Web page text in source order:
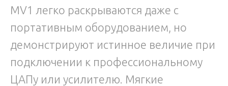
MV1 легко раскрываются даже с
портативным оборудованием, но
демонстрируют истинное величие при
подключении к профессиональному
ЦАПу или усилителю. Мягкие